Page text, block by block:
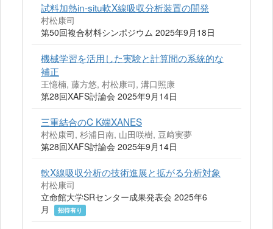
試料加熱in-situ軟X線吸収分析装置の開発
村松康司
第50回複合材料シンポジウム 2025年9月18日
機械学習を活用した実験と計算間の系統的な
補正
王憶楠, 藤方悠, 村松康司, 溝口照康
第28回XAFS討論会 2025年9月14日
三重結合のC K端XANES
村松康司, 杉浦日南, 山田咲樹, 豆﨑実夢
第28回XAFS討論会 2025年9月14日
軟X線吸収分析の技術進展と拡がる分析対象
村松康司
立命館大学SRセンター成果発表会 2025年6
月
招待有り